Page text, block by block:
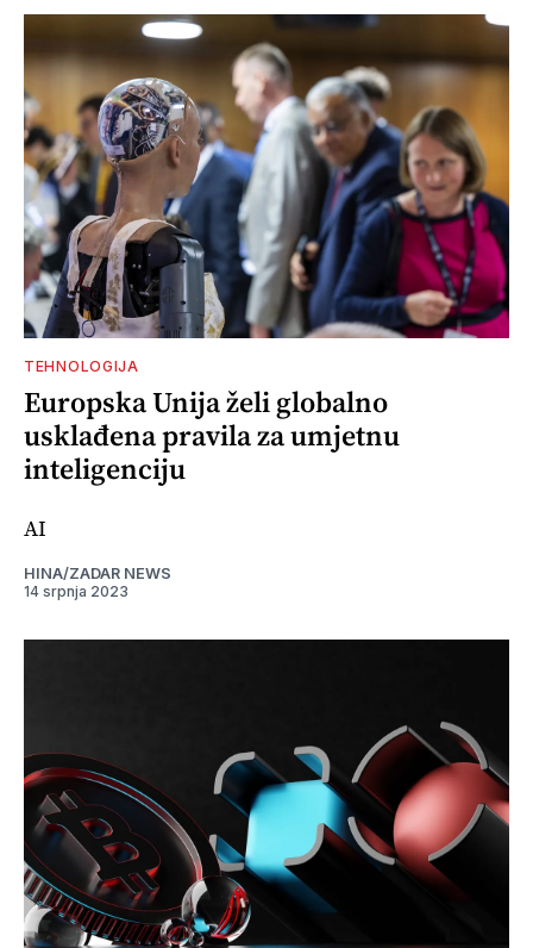
TEHNOLOGIJA
Europska Unija želi globalno
usklađena pravila za umjetnu
inteligenciju
AI
HINA/ZADAR NEWS
14 srpnja 2023